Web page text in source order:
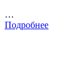
…
Подробнее